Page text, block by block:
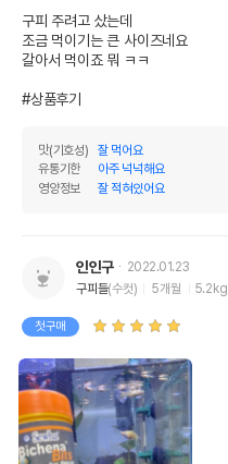
유통기한
구피 주려고 샀는데
조금 먹이기는 큰 사이즈네요
갈아서 먹이죠 뭐 ㅋㅋ
#상품후기
맛(기호성)
잘 먹어요
유통기한
아주 넉넉해요
영양정보
잘 적혀있어요
인인구
2022.01.23
구피들(수컷) 5개월 5.2kg
첫구매